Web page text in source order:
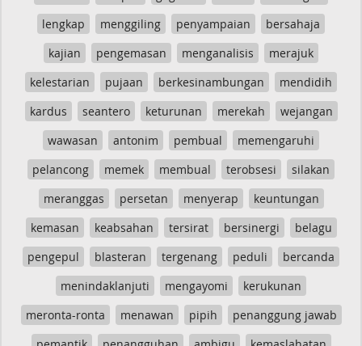
lengkap
menggiling penyampaian
bersahaja
kajian
pengemasan menganalisis
merajuk
kelestarian
pujaan berkesinambungan
mendidih
kardus
seantero keturunan merekah
wejangan
wawasan
antonim pembual
memengaruhi
pelancong
memek membual terobsesi
silakan
meranggas
persetan menyerap
keuntungan
kemasan
keabsahan tersirat bersinergi
belagu
pengepul
blasteran tergenang peduli
bercanda
menindaklanjuti
mengayomi
kerukunan
meronta-ronta
menawan pipih
penanggung jawab